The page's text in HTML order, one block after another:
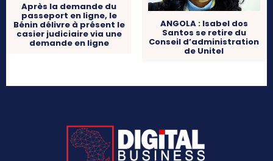
Après la demande du
passeport en ligne, le
Bénin délivre à présent le
casier judiciaire via une
demande en ligne
ANGOLA : Isabel dos
Santos se retire du
Conseil d’administration
de Unitel